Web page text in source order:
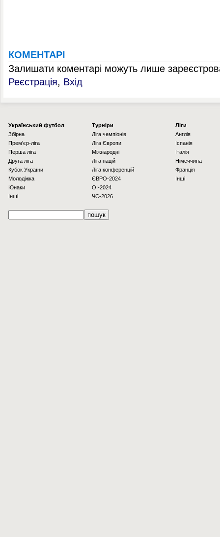
КОМЕНТАРІ
Залишати коментарі можуть лише
Реєстрація, Вхід
Українcький футбол
Збірна
Прем'єр-ліга
Перша ліга
Друга ліга
Кубок України
Молодіжка
Юнаки
Інші
Турніри
Ліга чемпіонів
Ліга Європи
Міжнародні
Ліга націй
Ліга конференцій
ЄВРО-2024
OI-2024
ЧС-2026
Ліги
Англія
Іспанія
Італія
Німеччина
Франція
Інші